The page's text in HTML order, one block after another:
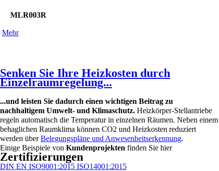
MLR003R
Mehr
Senken Sie Ihre Heizkosten durch
Einzelraumregelung...
...und leisten Sie dadurch einen wichtigen Beitrag zu
nachhaltigem Umwelt- und Klimaschutz. Heizkörper-Stellantriebe
regeln automatisch die Temperatur in einzelnen Räumen. Neben einem
behaglichen Raumklima können CO2 und Heizkosten reduziert
werden überBelegungspläne und Anwesenheitserkennung.
Einige Beispiele von Kundenprojekten finden Sie hier
Zertifizierungen
DIN EN ISO9001:2015 ISO14001:2015